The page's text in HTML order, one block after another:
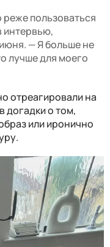
реже пользоваться
интервью,
— Я больше не
лучше для моего
отреагировали на
догадки о том,
или иронично